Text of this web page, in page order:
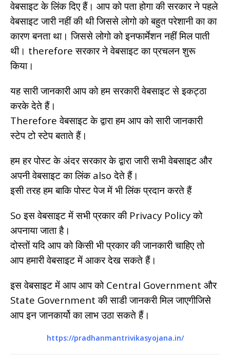
वेबसाइट के लिंक दिए हैं। आप को पता होगा की सरकार ने पहले
वेबसाइट जारी नहीं की थी जिससे लोगो को बहुत परेशानी का का
कारण बनता था। जिससे लोगो को इनफार्मेशन नहीं मिल पाती
थी। therefore सरकार ने वेबसाइट का प्रचलन शुरू
किया।
यह सारी जानकारी आप को हम सरकारी वेबसाइट से इकट्ठा
करके देते हैं।
Therefore वेबसाइट के द्वारा हम आप को सारी जानकारी
स्टेप टो स्टेप बताते हैं।
हम हर पोस्ट के अंदर सरकार के द्वारा जारी सभी वेबसाइट और
अपनी वेबसाइट का लिंक also देते हैं।
इसी तरह हम बाकि पोस्ट पेज में भी लिंक प्रदान करते हैं
So इस वेबसाइट में सभी प्रकार की Privacy Policy को
अपनाया जाता है।
दोस्तों यदि आप को किसी भी प्रकार की जानकारी चाहिए तो
आप हमारी वेबसाइट में आकर देख सकते हैं।
इस वेबसाइट में आप आप को Central Government और
State Government की साडी जानकरी मिल जाएगीजिसे
आप इन जानकार्यो का लाभ उठा सकते हैं।
https://pradhanmantrivikasyojana.in/